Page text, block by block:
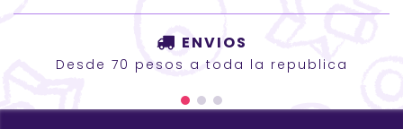
ENVIOS
Desde 70 pesos a toda la republica